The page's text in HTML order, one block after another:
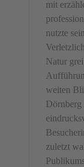
mit
nutzte
Natur
weiten
Dörnberg
zuletzt